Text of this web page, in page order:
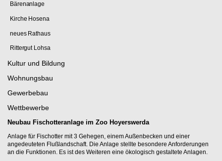
Bärenanlage
Kirche Hosena
neues Rathaus
Rittergut Lohsa
Kultur und Bildung
Wohnungsbau
Gewerbebau
Wettbewerbe
Neubau Fischotteranlage im Zoo Hoyerswerda
Anlage für Fischotter mit 3 Gehegen, einem Außenbecken und einer
angedeuteten Flußlandschaft. Die Anlage stellte besondere Anforderungen
an die Funktionen. Es ist des Weiteren eine ökologisch gestaltete Anlagen.